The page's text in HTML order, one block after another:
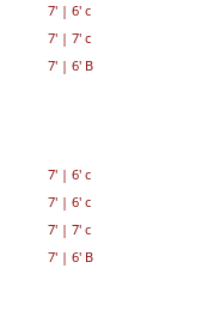
7'| 6' c
7'| 7' c
7'| 6' B
7'| 6' c
7'| 6' c
7'| 7' c
7'| 6' B